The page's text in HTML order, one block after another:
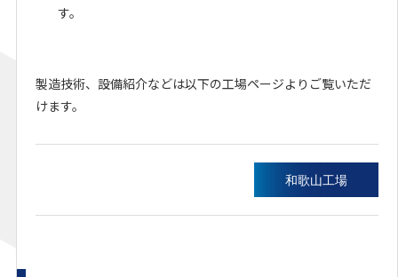
す。
製造技術、設備紹介などは以下の工場ページよりご覧いただ
けます。
和歌山工場